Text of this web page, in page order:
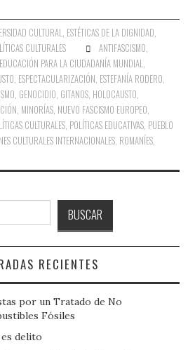
CULTURAL ESTÉTICAS DE LA DIGNIDAD
CULTURALES ANTIFASCISMO
EDUCACIÓN PARA LA CIUDADANÍA MUNDIAL
ESPECTACULARIZACIÓN ESTEFANÍA RODERO
GENOCIDIO GITANOS HOLOCAUSTO
MINORÍAS NUEVO FASCISMO EUROPEO
CULTURALES POLÍTICAS EDUCATIVAS PUEBLO
CULTURALES INTERNACIONALES ROMANÍES
BUSCAR
RECIENTES
por un Tratado de No
Fósiles
delito